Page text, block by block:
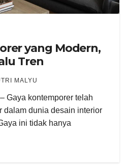
yang Modern,
Tren
MALYU
Gaya kontemporer telah
dalam dunia desain interior
ini tidak hanya